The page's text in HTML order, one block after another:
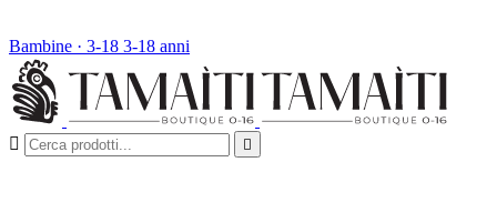
Bambine · 3-18 3-18 anni
 